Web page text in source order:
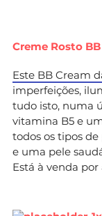
Creme Rosto
Este BB Cream
imperfeições,
tudo isto, numa
vitamina B5 e
todos os tipos
e uma pele
Está à venda por